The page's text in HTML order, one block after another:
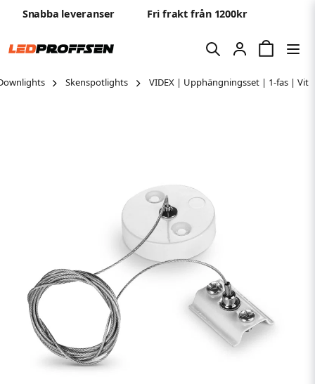
Snabba leveranser Fri frakt från 1200kr
Skenspotlights VIDEX | Upphängningsset | 1-fas | Vit